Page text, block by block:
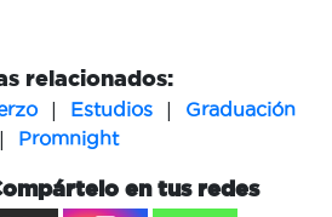
relacionados:
| Estudios | Graduación
| Promnight
en tus redes